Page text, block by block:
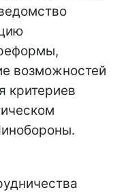
возможностей
критериев